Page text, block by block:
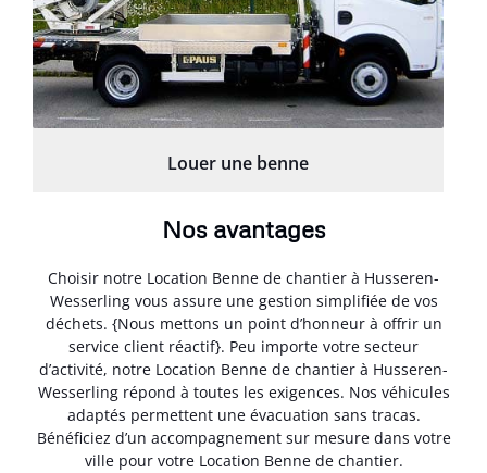
Louer une benne
Nos avantages
Choisir notre Location Benne de chantier à Husseren-
Wesserling vous assure une gestion simplifiée de vos
déchets. {Nous mettons un point d’honneur à offrir un
service client réactif}. Peu importe votre secteur
d’activité, notre Location Benne de chantier à Husseren-
Wesserling répond à toutes les exigences. Nos véhicules
adaptés permettent une évacuation sans tracas.
Bénéficiez d’un accompagnement sur mesure dans votre
ville pour votre Location Benne de chantier.